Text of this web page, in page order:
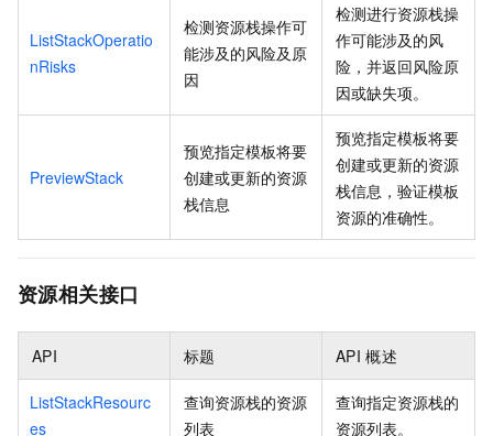
ListStackOperatio
nRisks
检测资源栈操作可
能涉及的风险及原
因
检测进行资源栈操
作可能涉及的风
险，并返回风险原
因或缺失项。
PreviewStack
预览指定模板将要
创建或更新的资源
栈信息
预览指定模板将要
创建或更新的资源
栈信息，验证模板
资源的准确性。
资源相关接口
API 标题 API 概述
ListStackResourc
es
查询资源栈的资源
列表
查询指定资源栈的
资源列表。